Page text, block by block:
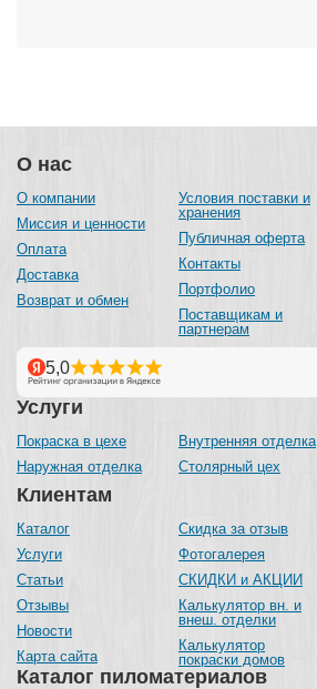
О нас
О компании
Миссия и ценности
Оплата
Доставка
Возврат и обмен
Условия поставки и
хранения
Публичная оферта
Контакты
Портфолио
Поставщикам и
партнерам
Каталог пиломатериалов
Услуги
Покраска в цехе
Наружная отделка
Внутренняя отделка
Столярный цех
Клиентам
Каталог
Услуги
Статьи
Отзывы
Новости
Карта сайта
Скидка за отзыв
Фотогалерея
СКИДКИ и АКЦИИ
Калькулятор вн. и
внеш. отделки
Калькулятор
покраски домов